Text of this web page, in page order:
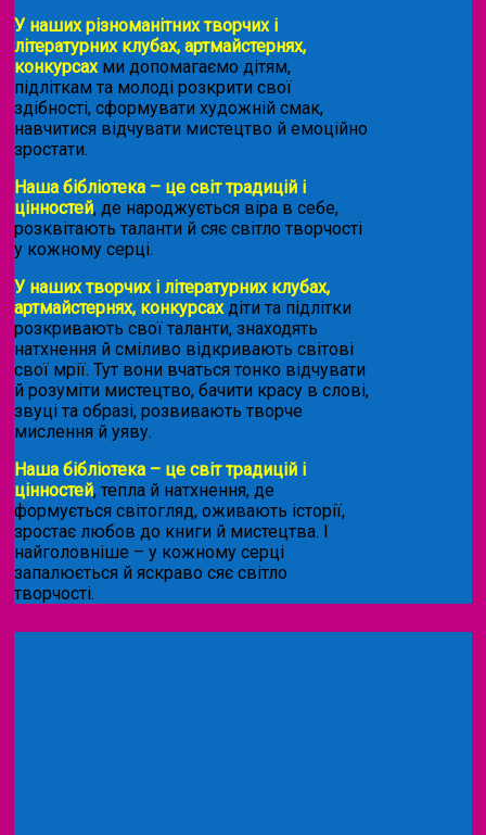
У наших різноманітних творчих і
літературних клубах, артмайстернях,
конкурсахми допомагаємо дітям,
підліткам та молоді розкрити свої
здібності, сформувати художній смак,
навчитися відчувати мистецтво й емоційно
зростати.
Наша бібліотека – це світ традицій і
цінностей, де народжується віра в себе,
розквітають таланти й сяє світло творчості
у кожному серці.
У наших творчих і літературних клубах,
артмайстернях, конкурсахдіти та підлітки
розкривають свої таланти, знаходять
натхнення й сміливо відкривають світові
свої мрії. Тут вони вчаться тонко відчувати
й розуміти мистецтво, бачити красу в слові,
звуці та образі, розвивають творче
мислення й уяву.
Наша бібліотека – це світ традицій і
цінностей, тепла й натхнення, де
формується світогляд, оживають історії,
зростає любов до книги й мистецтва. І
найголовніше – у кожному серці
запалюється й яскраво сяє світло
творчості.